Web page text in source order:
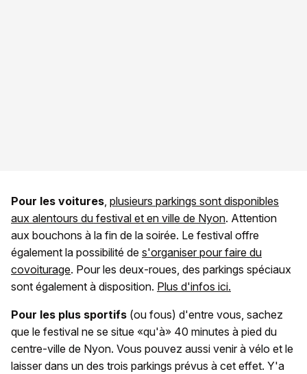
Pour les voitures, plusieurs parkings sont disponibles
aux alentours du festival et en ville de Nyon. Attention
aux bouchons à la fin de la soirée. Le festival offre
également la possibilité de s'organiser pour faire du
covoiturage. Pour les deux-roues, des parkings spéciaux
sont également à disposition. Plus d'infos ici.
Pour les plus sportifs (ou fous) d'entre vous, sachez
que le festival ne se situe «qu'à» 40 minutes à pied du
centre-ville de Nyon. Vous pouvez aussi venir à vélo et le
laisser dans un des trois parkings prévus à cet effet. Y'a